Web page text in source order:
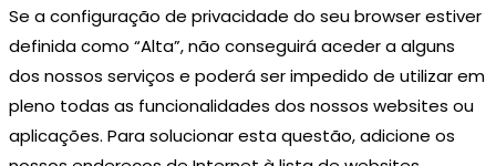
Se a configuração de privacidade do seu browser estiver
definida como “Alta”, não conseguirá aceder a alguns
dos nossos serviços e poderá ser impedido de utilizar em
pleno todas as funcionalidades dos nossos websites ou
aplicações. Para solucionar esta questão, adicione os